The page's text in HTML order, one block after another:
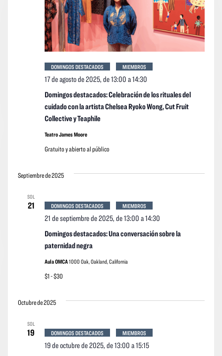
Domingos destacados: Celebración de los rituales del
cuidado con la artista Chelsea Ryoko Wong, Cut Fruit
Collective y Teaphile
17 de agosto de 2025, de 13:00 a14:30
DOMINGOS DESTACADOS MIEMBROS
Teatro James Moore
Gratuito y abierto al público
Septiembre de 2025
SOL
21
Domingos destacados: Una conversación sobre la
paternidad negra
21 de septiembre de 2025, de 13:00 a14:30
DOMINGOS DESTACADOS MIEMBROS
Aula OMCA1000 Oak, Oakland, California
$1 - $30
Octubre de 2025
SOL
19
19 de octubre de 2025, de 13:00 a15:15
DOMINGOS DESTACADOS MIEMBROS